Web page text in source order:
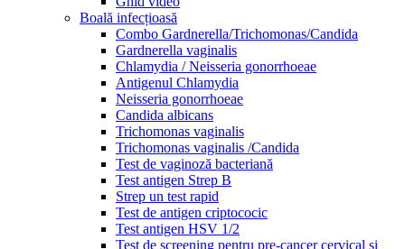
Boală infecțioasă
Combo Gardnerella/Trichomonas/Candida
Gardnerella vaginalis
Chlamydia / Neisseria gonorrhoeae
Antigenul Chlamydia
Neisseria gonorrhoeae
Candida albicans
Trichomonas vaginalis
Trichomonas vaginalis /Candida
Test de vaginoză bacteriană
Test antigen Strep B
Strep un test rapid
Test de antigen criptococic
Test antigen HSV 1/2
Test de screening pentru pre-cancer cervical și